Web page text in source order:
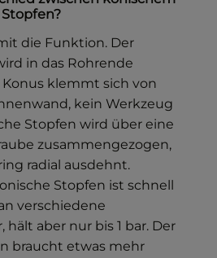
die Funktion. Der
in das Rohrende
klemmt sich von
kein Werkzeug
Stopfen wird über eine
zusammengezogen,
radial ausdehnt.
Stopfen ist schnell
verschiedene
aber nur bis 1 bar. Der
braucht etwas mehr